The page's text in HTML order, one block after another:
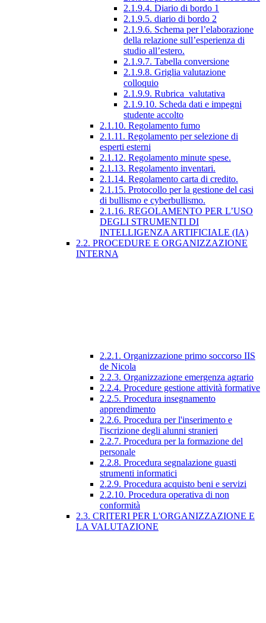
2.1.9.4. Diario di bordo 1
2.1.9.5. diario di bordo 2
2.1.9.6. Schema per l’elaborazione
della relazione sull’esperienza di
studio all’estero.
2.1.9.7. Tabella conversione
2.1.9.8. Griglia valutazione
colloquio
2.1.9.9. Rubrica_valutativa
2.1.9.10. Scheda dati e impegni
studente accolto
2.1.10. Regolamento fumo
2.1.11. Regolamento per selezione di
esperti esterni
2.1.12. Regolamento minute spese.
2.1.13. Regolamento inventari.
2.1.14. Regolamento carta di credito.
2.1.15. Protocollo per la gestione del casi
di bullismo e cyberbullismo.
2.1.16. REGOLAMENTO PER L’USO
DEGLI STRUMENTI DI
INTELLIGENZA ARTIFICIALE (IA)
2.2. PROCEDURE E ORGANIZZAZIONE
INTERNA
2.2.1. Organizzazione primo soccorso IIS
de Nicola
2.2.3. Organizzazione emergenza agrario
2.2.4. Procedure gestione attività formative
2.2.5. Procedura insegnamento
apprendimento
2.2.6. Procedura per l'inserimento e
l'iscrizione degli alunni stranieri
2.2.7. Procedura per la formazione del
personale
2.2.8. Procedura segnalazione guasti
strumenti informatici
2.2.9. Procedura acquisto beni e servizi
2.2.10. Procedura operativa di non
conformità
2.3. CRITERI PER L'ORGANIZZAZIONE E
LA VALUTAZIONE